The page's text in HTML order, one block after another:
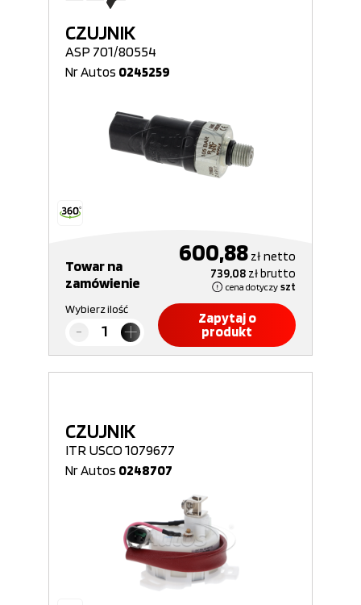
CZUJNIK
ASP 701/80554
Nr Autos 0245259
Towar na
zamówienie
600,88 złnetto
739,08 złbrutto
cena dotyczy szt
Wybierz ilość
Zapytaj o
produkt
CZUJNIK
ITR USCO 1079677
Nr Autos 0248707